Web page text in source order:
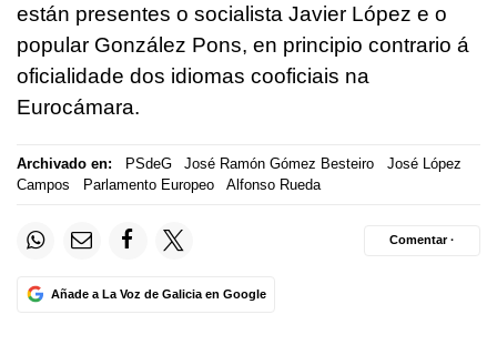
están presentes o socialista Javier López e o
popular González Pons, en principio contrario á
oficialidade dos idiomas cooficiais na
Eurocámara.
Archivado en: PSdeG José Ramón Gómez Besteiro
José López
Campos
Parlamento Europeo Alfonso Rueda
Añade a La Voz de Galicia en Google
Comentar ·